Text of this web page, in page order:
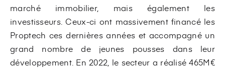
marché immobilier, mais également les
investisseurs. Ceux-ci ont massivement financé les
Proptech ces dernières années et accompagné un
grand nombre de jeunes pousses dans leur
développement. En 2022, le secteur a réalisé 465M€